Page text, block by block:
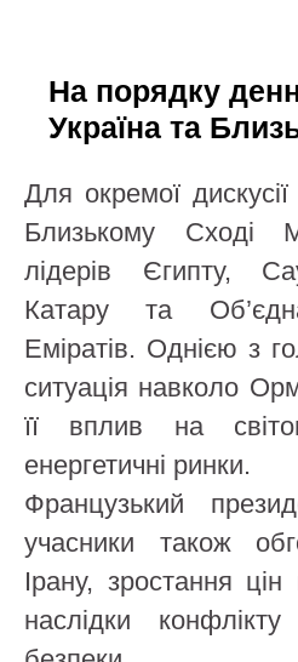
На порядку
Україна та
Для окремої
Близькому Сході
лідерів Єгипту,
Катару та
Еміратів. Однією з
ситуація навколо
її вплив на
енергетичні ринки.
Французький
учасники також
Ірану, зростання цін
наслідки